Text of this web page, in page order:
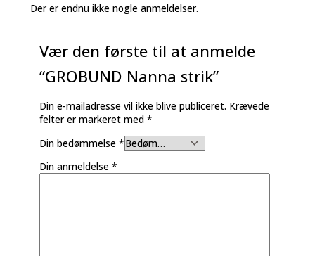
Der er endnu ikke nogle anmeldelser.
Vær den første til at anmelde
“GROBUND Nanna strik”
Din e-mailadresse vil ikke blive publiceret. Krævede
felter er markeret med*
Din bedømmelse*
Din anmeldelse*